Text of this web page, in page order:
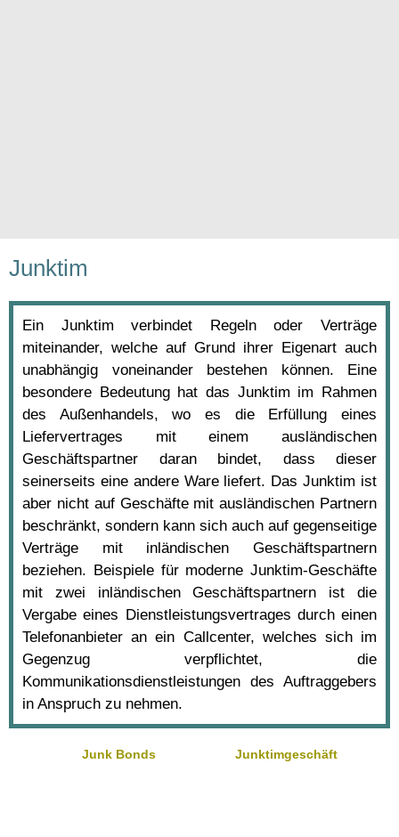
Junktim
Ein Junktim verbindet Regeln oder Verträge
miteinander, welche auf Grund ihrer Eigenart auch
unabhängig voneinander bestehen können. Eine
besondere Bedeutung hat das Junktim im Rahmen
des Außenhandels, wo es die Erfüllung eines
Liefervertrages mit einem ausländischen
Geschäftspartner daran bindet, dass dieser
seinerseits eine andere Ware liefert. Das Junktim ist
aber nicht auf Geschäfte mit ausländischen Partnern
beschränkt, sondern kann sich auch auf gegenseitige
Verträge mit inländischen Geschäftspartnern
beziehen. Beispiele für moderne Junktim-Geschäfte
mit zwei inländischen Geschäftspartnern ist die
Vergabe eines Dienstleistungsvertrages durch einen
Telefonanbieter an ein Callcenter, welches sich im
Gegenzug verpflichtet, die
Kommunikationsdienstleistungen des Auftraggebers
in Anspruch zu nehmen.
Junk Bonds Junktimgeschäft